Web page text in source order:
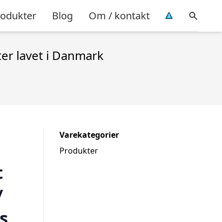
Blog Om / kontakt
lavet i Danmark
Varekategorier
Produkter